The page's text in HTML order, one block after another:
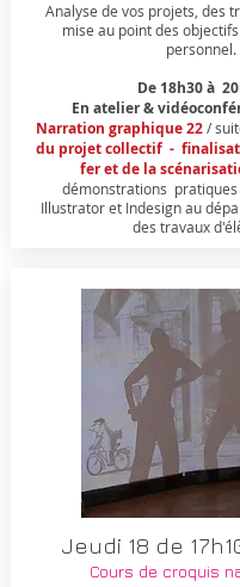
Analyse de vos projets, des
mise au point des
personnel.​​​
De 18h30 à
En atelier &
Narration graphique 22/
du projet collectif -
fer et de la
démonstrations pratiques
Illustrator et Indesign au
des travaux
Jeudi 18 de
Cours de croquis